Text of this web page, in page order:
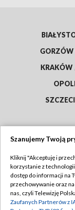
GORZÓW
KRAKÓW
Abonament TVP
Emisja w TVP
Szanujemy Twoją
Kliknij "Akceptuję i
korzystanie z
dostęp do informacji na
przechowywanie oraz
nas, czyli Telewizję
Zaufanych Partnerów z